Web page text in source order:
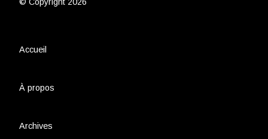
Accueil
À propos
Archives